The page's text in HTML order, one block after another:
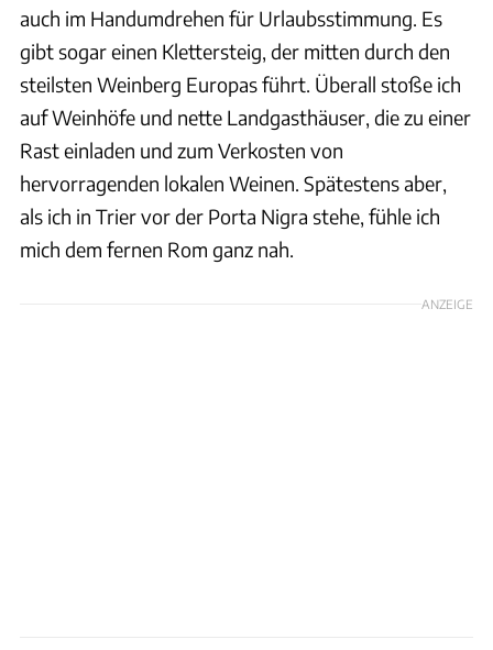
auch im Handumdrehen für Urlaubsstimmung. Es
gibt sogar einen Klettersteig, der mitten durch den
steilsten Weinberg Europas führt. Überall stoße ich
auf Weinhöfe und nette Landgasthäuser, die zu einer
Rast einladen und zum Verkosten von
hervorragenden lokalen Weinen. Spätestens aber,
als ich in Trier vor der Porta Nigra stehe, fühle ich
mich dem fernen Rom ganz nah.
ANZEIGE